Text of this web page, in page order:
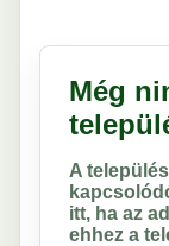
Még
A
itt, ha az
ehhez a